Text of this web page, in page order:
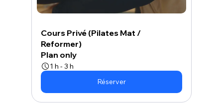
Cours Privé (Pilates Mat /
Reformer)
Plan only
1 h - 3 h
Réserver